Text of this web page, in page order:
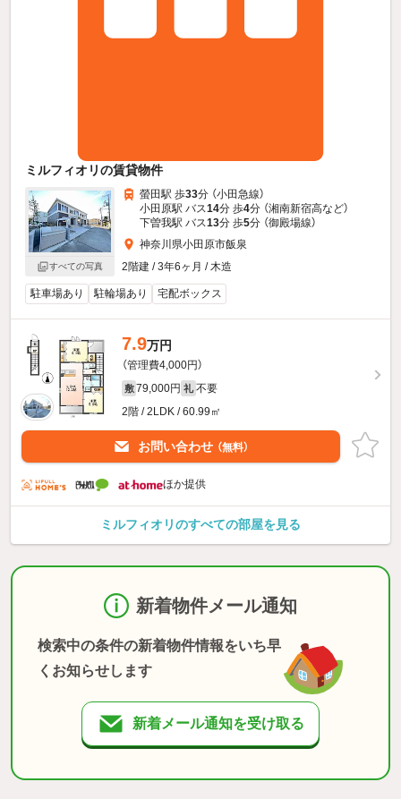
ミルフィオリの賃貸物件
すべての写真
螢田駅 歩33分 （小田急線）
小田原駅 バス14分 歩4分 （湘南新宿高など）
下曽我駅 バス13分 歩5分 （御殿場線）
神奈川県小田原市飯泉
2階建 / 3年6ヶ月 / 木造
駐車場あり 駐輪場あり 宅配ボックス
7.9万円
（管理費4,000円）
敷 79,000円 礼 不要
2階 / 2LDK / 60.99㎡
お問い合わせ （無料）
ほか提供
ミルフィオリのすべての部屋を見る
新着物件メール通知
検索中の条件の新着物件情報をいち早
くお知らせします
新着メール通知を受け取る